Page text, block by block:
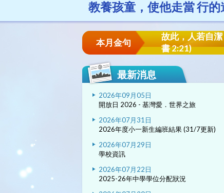
教養孩童，使他走當 行的
本月金句
故此，人若自
書 2:21)
最新消息
2026年09月05日
開放日 2026 - 基灣愛．世界之旅
2026年07月31日
2026年度小一新生編班結果 (31/7更新)
2026年07月29日
學校資訊
2026年07月22日
2025-26年中學學位分配狀況